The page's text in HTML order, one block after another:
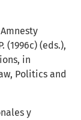
(1996c) (eds.),
in
Politics and
y